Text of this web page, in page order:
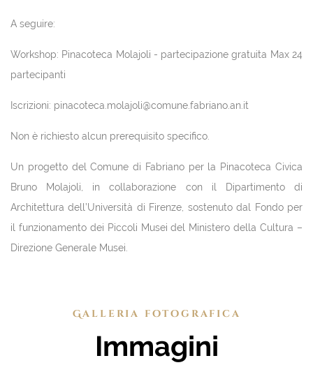
A seguire:
Workshop: Pinacoteca Molajoli - partecipazione gratuita Max 24
partecipanti
Iscrizioni: pinacoteca.molajoli@comune.fabriano.an.it
Non è richiesto alcun prerequisito specifico.
Un progetto del Comune di Fabriano per la Pinacoteca Civica
Bruno Molajoli, in collaborazione con il Dipartimento di
Architettura dell’Università di Firenze, sostenuto dal Fondo per
il funzionamento dei Piccoli Musei del Ministero della Cultura –
Direzione Generale Musei.
Galleria fotografica
Immagini